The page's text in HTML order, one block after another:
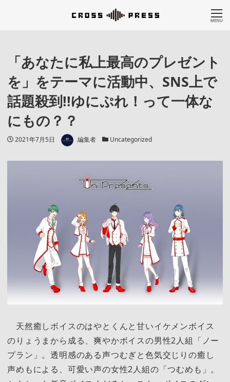
MENU
「あなたに私上最高のプレゼント
を」をテーマに活動中、SNS上で
話題殺到!!ゆにぷれ！って一体な
にもの？？
投稿日
2021年7月5日 著者 編集者 カテゴリー
Uncategorized
天然癒しボイスのはやとくんと甘いイケメンボイス
のりょうまから成る、爽やかボイスの男性2人組「ノー
プラン」。透明感のある声つむぎと色気交じりの癒し
声めもによる、可愛い声の女性2人組の「つむめも」。